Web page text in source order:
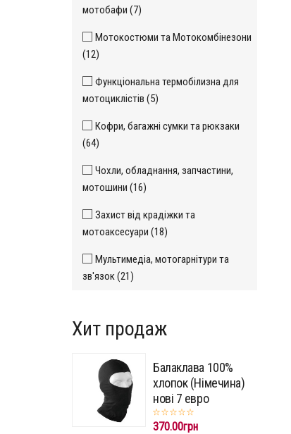
мотобафи (7)
Мотокостюми та Мотокомбінезони
(12)
Функціональна термобілизна для
мотоциклістів (5)
Кофри, багажні сумки та рюкзаки
(64)
Чохли, обладнання, запчастини,
мотошини (16)
Захист від крадіжки та
мотоаксесуари (18)
Мультимедіа, мотогарнітури та
зв'язок (21)
Хит продаж
Балаклава 100%
хлопок (Німечина)
нові 7 евро
370.00грн